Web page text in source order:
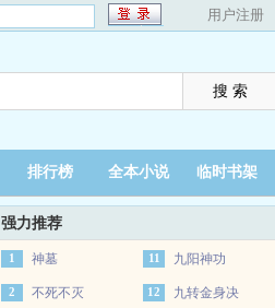
用户注册
排行榜 全本小说 临时书架
强力推荐
1 神墓
2 不死不灭
11 九阳神功
12 九转金身决